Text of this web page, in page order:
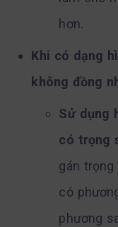
hơn.
Khi có dạng
không đồng
Sử dụng
có trọng
gán
có
phương